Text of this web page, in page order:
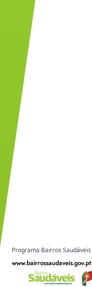
Programa Bairros Saudáveis
www.bairrossaudaveis.gov.pt